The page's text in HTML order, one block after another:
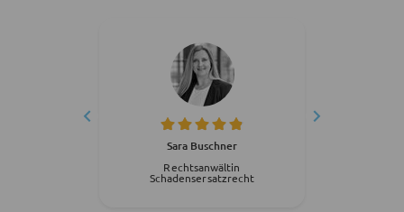
Sara Buschner
Rechtsanwältin
Schadensersatzrecht